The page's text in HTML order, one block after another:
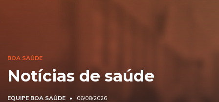
BOA SAÚDE
Notícias de saúde
EQUIPE BOA SAÚDE 06/08/2026